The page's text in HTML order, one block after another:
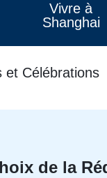
Vivre à
Shanghai
et Célébrations
de la